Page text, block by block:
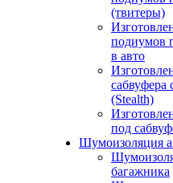
(твитеры)
подиумов
в авто
сабвуфера
(Stealth)
под
Шумоизоляция
багажника